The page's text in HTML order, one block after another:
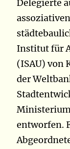
Delegierte
Institut für
(ISAU) von
der
entworfen.